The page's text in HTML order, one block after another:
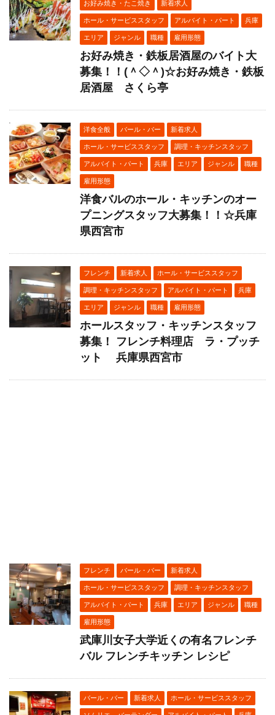
お好み焼き・たこ焼き 新着求人
ホール・サービススタッフ アルバイト・パート 兵庫
エリア ジャンル 職種 雇用形態
お好み焼き・鉄板居酒屋のバイト大
募集！！(＾◇＾)☆お好み焼き・鉄板
居酒屋 さくら亭
洋食全般 バール・バー 新着求人
ホール・サービススタッフ 調理・キッチンスタッフ
アルバイト・パート 兵庫 エリア ジャンル 職種
雇用形態
洋食バルのホール・キッチンのオー
プニングスタッフ大募集！！☆兵庫
県西宮市
フレンチ 新着求人 ホール・サービススタッフ
調理・キッチンスタッフ アルバイト・パート 兵庫
エリア ジャンル 職種 雇用形態
ホールスタッフ・キッチンスタッフ
募集！ フレンチ料理店 ラ・プッチ
ット 兵庫県西宮市
フレンチ バール・バー 新着求人
ホール・サービススタッフ 調理・キッチンスタッフ
アルバイト・パート 兵庫 エリア ジャンル 職種
雇用形態
武庫川女子大学近くの有名フレンチ
バル フレンチキッチン レシピ
バール・バー 新着求人 ホール・サービススタッフ